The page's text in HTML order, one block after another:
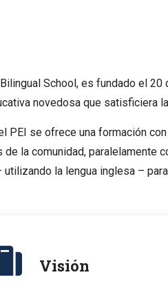
School, es fundado el
novedosa que satisficiera
PEI se ofrece una formación
de la comunidad, paralelamente
utilizando la lengua inglesa –
Visión